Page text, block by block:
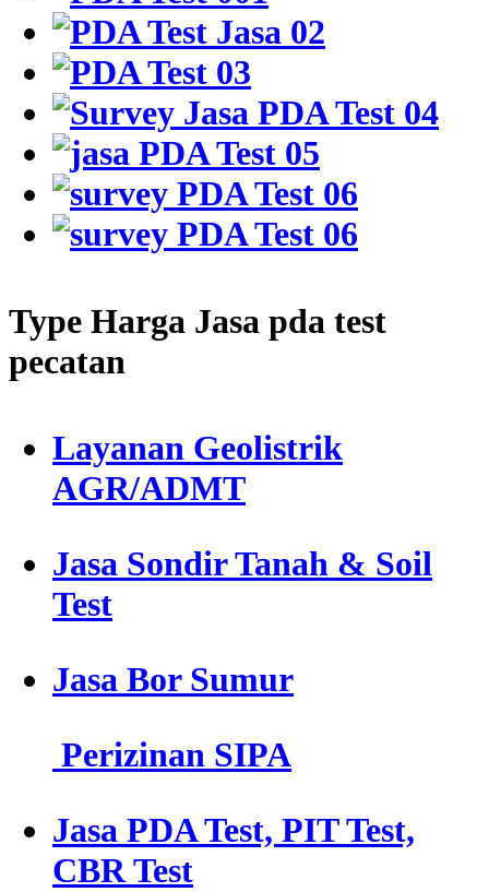
Type Harga Jasa pda test
pecatan
Layanan Geolistrik
AGR/ADMT
Jasa Sondir Tanah & Soil
Test
Jasa Bor Sumur
Perizinan SIPA
Jasa PDA Test, PIT Test,
CBR Test